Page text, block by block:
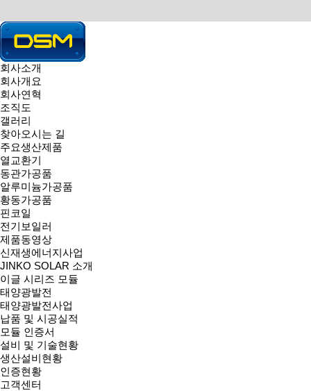
회사소개
회사개요
회사연혁
조직도
갤러리
찾아오시는 길
주요생산제품
열교환기
동관가공품
알루미늄가공품
황동가공품
핀코일
전기보일러
제품동영상
신재생에너지사업
JINKO SOLAR 소개
이글 시리즈 모듈
태양광발전
태양광발전사업
납품 및 시공실적
모듈 인증서
설비 및 기술현황
생산설비현황
인증현황
고객센터
HOME >
MEMBER
동서메탈(주)을 찾아주셔서 감사합니다.
로그인
로그인
로그인
회원아이디
회원로그인 안내
회원아이디 및 비밀번호가 기억 안나실 때는 아이디/비밀번호 찾기
아직 회원이 아니시라면 회원으로 가입 후 이용해 주십시오.
아이디 비밀번호 찾기